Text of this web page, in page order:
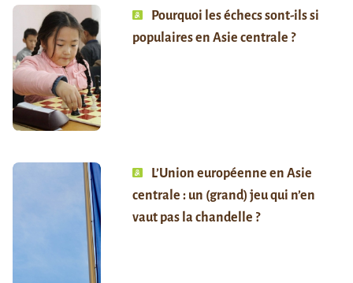
Pourquoi les échecs sont-ils si
populaires en Asie centrale ?
L’Union européenne en Asie
centrale : un (grand) jeu qui n’en
vaut pas la chandelle ?